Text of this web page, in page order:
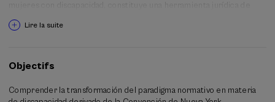
máximo rango para lograr su igualdad real y efectiva frente a la
discriminación interseccional.
requerido importantes reformas legales que, progresivamente, tras
su entrada en vigor en 2008, han desarrollado ese nuevo paradigma
en los ordenamientos nacionales. En España, la aprobación de
la ley 8/2021 en materia de apoyos al ejercicio de la capacidad
Lire la suite
Objectifs
Comprender la transformación del paradigma normativo en materia